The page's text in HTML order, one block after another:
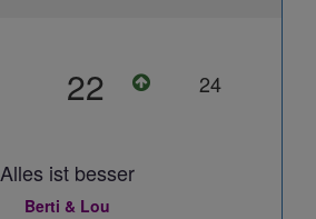
22 24
Alles ist besser
Berti & Lou